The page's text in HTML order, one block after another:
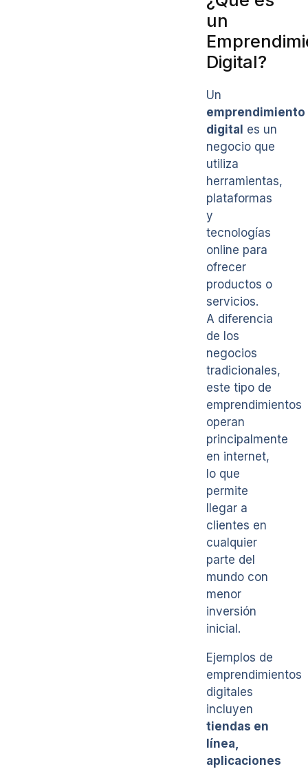
un
Digital?
Un
emprendimiento
digital es un
negocio que
utiliza
herramientas,
plataformas
y
tecnologías
online para
ofrecer
productos o
servicios.
A diferencia
de los
negocios
tradicionales,
este tipo de
emprendimientos
operan
principalmente
en internet,
lo que
permite
llegar a
clientes en
cualquier
parte del
mundo con
menor
inversión
inicial.
Ejemplos de
emprendimientos
digitales
incluyen
tiendas en
línea,
aplicaciones